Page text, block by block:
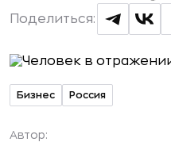
Поделиться:
Бизнес Россия
Автор: